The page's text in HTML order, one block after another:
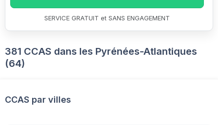
SERVICE GRATUIT et SANS ENGAGEMENT
381 CCAS dans les Pyrénées-Atlantiques
(64)
CCAS par villes